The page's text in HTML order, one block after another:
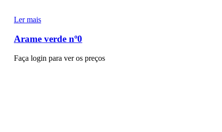
Ler mais
Arame verde nº0
Faça login para ver os preços